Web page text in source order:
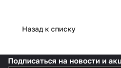
Назад к списку
Подписаться на новости и